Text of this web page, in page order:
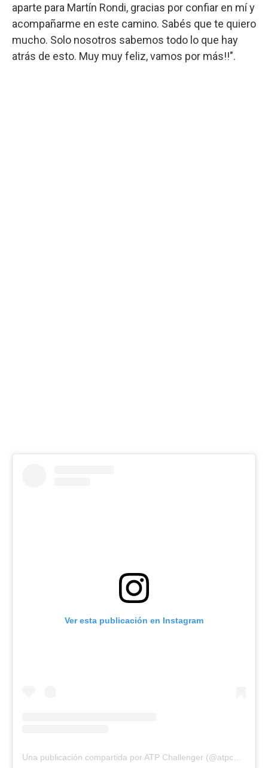
aparte para Martín Rondi, gracias por confiar en mí y
acompañarme en este camino. Sabés que te quiero
mucho. Solo nosotros sabemos todo lo que hay
atrás de esto. Muy muy feliz, vamos por más!!".
Ver esta publicación en Instagram